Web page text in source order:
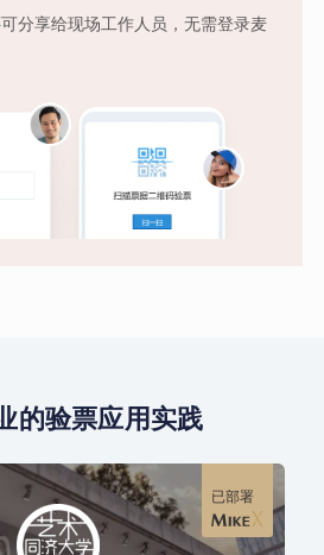
分享给现场工作人员，无需登录麦
的验票应用实践
已部署